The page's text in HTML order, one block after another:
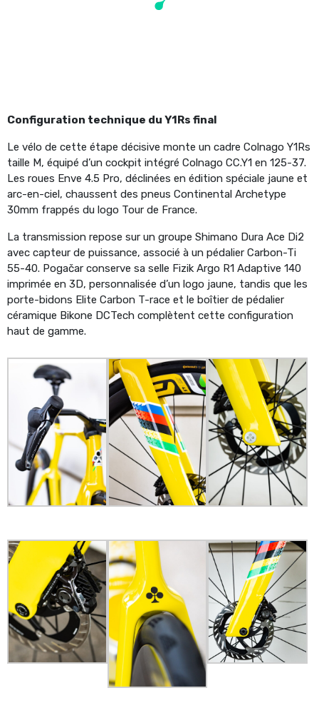
Configuration technique du Y1Rs final
Le vélo de cette étape décisive monte un cadre Colnago Y1Rs
taille M, équipé d’un cockpit intégré Colnago CC.Y1 en 125-37.
Les roues Enve 4.5 Pro, déclinées en édition spéciale jaune et
arc-en-ciel, chaussent des pneus Continental Archetype
30mm frappés du logo Tour de France.
La transmission repose sur un groupe Shimano Dura Ace Di2
avec capteur de puissance, associé à un pédalier Carbon-Ti
55-40. Pogačar conserve sa selle Fizik Argo R1 Adaptive 140
imprimée en 3D, personnalisée d’un logo jaune, tandis que les
porte-bidons Elite Carbon T-race et le boîtier de pédalier
céramique Bikone DCTech complètent cette configuration
haut de gamme.